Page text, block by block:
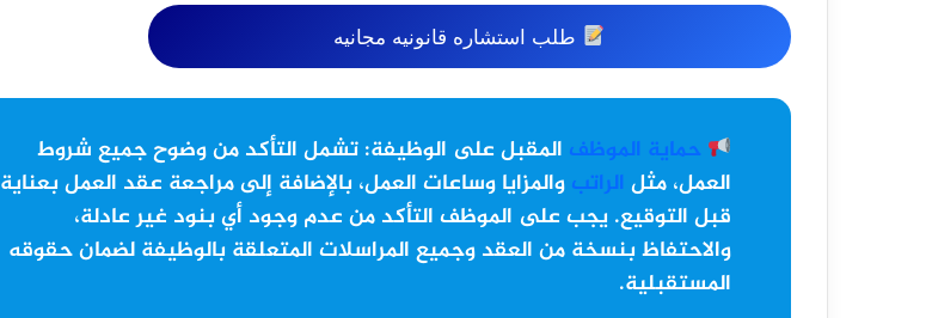
طلب استشاره قانونيه مجانيه
حماية الموظف المقبل على الوظيفة: تشمل التأكد من وضوح جميع شروط
العمل، مثل الراتب والمزايا وساعات العمل، بالإضافة إلى مراجعة عقد العمل بعناية
قبل التوقيع. يجب على الموظف التأكد من عدم وجود أي بنود غير عادلة،
والاحتفاظ بنسخة من العقد وجميع المراسلات المتعلقة بالوظيفة لضمان حقوقه
المستقبلية.